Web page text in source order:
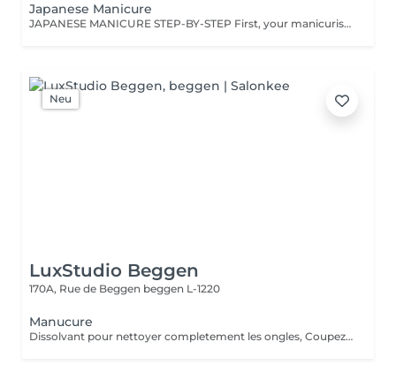
Japanese Manicure
JAPANESE MANICURE STEP-BY-STEP First, your manicurist cleanses and shapes your nails. Then, your cuticles are treated. The manicurist continues to buff and smooth the nail plate. They apply a special beeswax paste and massage it into the nail plate. Finally, your nail plate is polished with talc powder.
Neu
LuxStudio Beggen
170A, Rue de Beggen beggen L-1220
Manucure
Dissolvant pour nettoyer completement les ongles, Coupez et Modelez les ongles avec une lime, Mouillez les mains quelques minutes pour ramollir les cuticules, Pousses les Cuticules avec batone pour repousser doucement vers l'arrière et coupez les excès, Hydratez les Mains avec crème et les cuticules pour maintenir la peau douce, Appliquez une base transparent pour protéger les ongles. Attendez suffisamment de tempos pour sèche.